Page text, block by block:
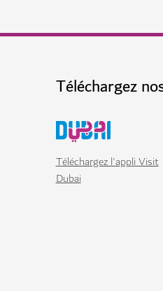
Téléchargez
Téléchargez l'appli Visit
Dubai